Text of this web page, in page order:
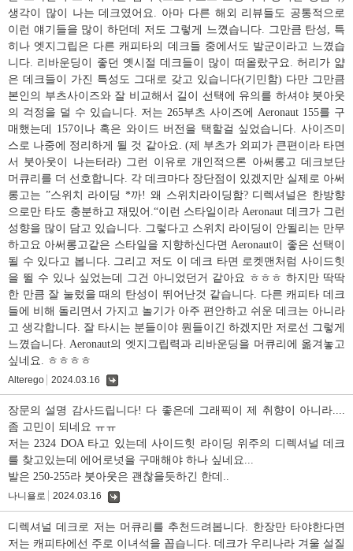
생각이 많이 나는 데크였어요. 아마 다른 해외 리뷰들도 공통적으로
이런 얘기들을 많이 하던데 저도 그렇게 느꼈습니다. 그만큼 탄성, 특
히나 엣지그립은 다른 캐피타의 데크들 중에서도 발군이라고 느꼈습
니다. 리바운딩이 좋던 옛시절 데크들이 많이 떠올랐구요. 허리가 얇
은 데크들이 가진 특성도 그대로 갖고 있습니다(기민함) 다만 그만큼
본인의 부츠사이즈와 잘 비교해서 길이 선택에 유의를 하셔야 붓아웃
의 걱정을 덜 수 있습니다. 저는 265부츠 사이즈에 Aeronaut 155를 구
매했는데 157이나 혹은 와이드 버전을 택할걸 싶었습니다. 사이즈미
스로 나중에 정리하게 될 것 같아요. (제 부츠가 외피가 큰편이라 타면
서 붓아웃이 나는터라) 그런 이유로 개인적으론 아써롱고 데크보단
머큐리를 더 선호합니다. 각 데크마다 장단점이 있겠지만 실제로 아써
롱고는 ”스위치 라이딩 *까! 왜 스위치라이딩함? 디렉셔널은 한방향
으로만 타도 충분하고 재밌어.“이런 스타일이라 Aeronaut 데크가 그런
성향을 많이 담고 있습니다. 그렇다고 스위치 라이딩이 안될리는 만무
하고요 아써롱고같은 스타일을 지향하신다면 Aeronaut이 좋은 선택이
될 수 있다고 봅니다. 그리고 저도 이 데크 타면 로켓맨처럼 사이드힛
을 뛸 수 있나 싶었는데 그건 아니었던거 같아요 ㅎㅎㅎ 하지만 딱딱
한 만큼 잘 눌렀을 때의 탄성이 뛰어난것 같습니다. 다른 캐피타 데크
들에 비해 돌리면서 가지고 놀기가 아주 편안하고 쉬운 데크는 아니라
고 생각합니다. 잘 타시는 분들이야 뭔들이긴 하겠지만 저로선 그렇게
느꼈습니다. Aeronaut의 엣지그립력과 리바운딩을 머큐리에 옮겨놓고
싶네요. ㅎㅎㅎㅎ
Alterego 2024.03.16
글
장문의 설명 감사드립니다! 다 좋은데 그래픽이 제 취향이 아니라....
좀 고민이 되네요 ㅠㅠ
저는 2324 DOA 타고 있는데 사이드힛 라이딩 위주의 디렉셔널 데크
를 찾고있는데 에어로넛을 구매해야 하나 싶네요...
발은 250-255라 붓아웃은 괜찮을듯하긴 한데..
나니욜로 2024.03.16
디렉셔널 데크로 저는 머큐리를 추천드려봅니다. 한장만 타야한다면
저는 캐피타에선 주로 이녀석을 꼽습니다. 데크가 우리나라 겨울 설질